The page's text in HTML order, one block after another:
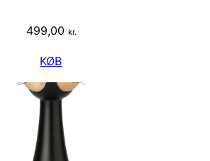
499,00 kr.
KØB